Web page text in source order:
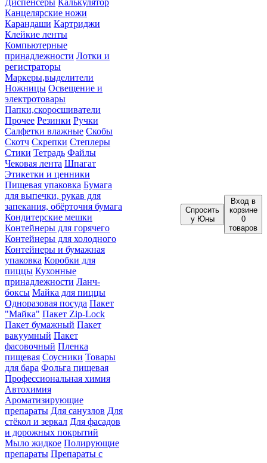
Диспенсеры Калькулятор
Канцелярские ножи
Карандаши Картриджи
Клейкие ленты
Компьютерные
принадлежности Лотки и
регистраторы
Маркеры,выделители
Ножницы Освещение и
электротовары
Папки,скоросшиватели
Прочее Резинки Ручки
Салфетки влажные Скобы
Скотч Скрепки Степлеры
Стики Тетрадь Файлы
Чековая лента Шпагат
Этикетки и ценники
Пищевая упаковка Бумага
для выпечки, рукав для
запекания, обёрточня бумага
Кондитерские мешки
Контейнеры для горячего
Контейнеры для холодного
Контейнеры и бумажная
упаковка Коробки для
пиццы Кухонные
принадлежности Ланч-
боксы Майка для пиццы
Одноразовая посуда Пакет
"Майка" Пакет Zip-Lock
Пакет бумажный Пакет
вакуумный Пакет
фасовочный Пленка
пищевая Соусники Товары
для бара Фольга пищевая
Профессиональная химия
Автохимия
Ароматизирующие
препараты Для санузлов Для
стёкол и зеркал Для фасадов
и дорожных покрытий
Мыло жидкое Полирующие
препараты Препараты с
Спросить
у Юны
Вход в
корзине
0
товаров